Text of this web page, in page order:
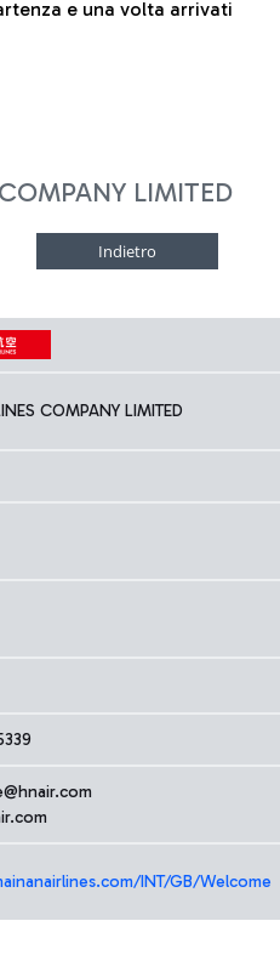
e una volta arrivati
LIMITED
COMPANY LIMITED
INT/GB/Welcome